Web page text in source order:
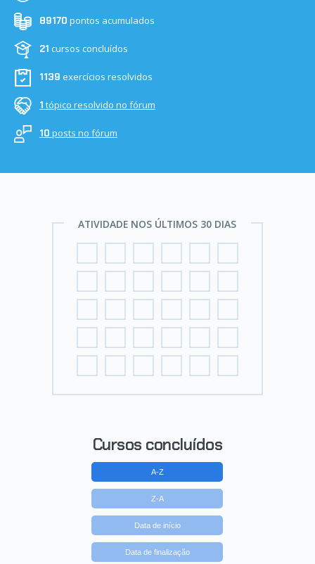
89170 pontos acumulados
21 cursos concluídos
1139 exercícios resolvidos
1 tópico resolvido no fórum
10 posts no fórum
ATIVIDADE NOS ÚLTIMOS 30 DIAS
Cursos concluídos
A-Z
Z-A
Data de início
Data de finalização